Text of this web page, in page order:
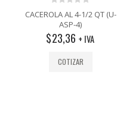
0
out
5
CACEROLA AL 4-1/2 QT (U-
ASP-4)
$23,36 + IVA
COTIZAR